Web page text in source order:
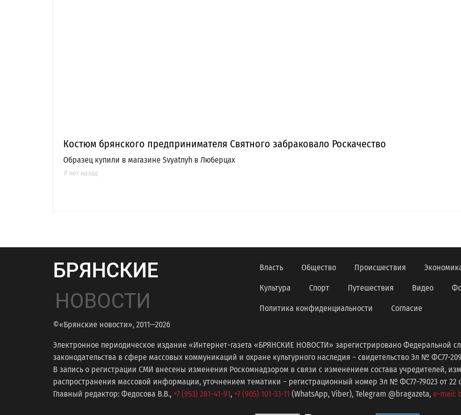
Костюм брянского предпринимателя Святного забраковало Роскачество
Образец купили в магазине Svyatnyh в Люберцах
9 лет назад
БРЯНСКИЕ
НОВОСТИ
©«Брянские новости», 2011—2026
Власть Общество Происшествия
Культура Спорт Путешествия Видео
Политика конфиденциальности Согласие
Электронное периодическое издание «Интернет-газета «БРЯНСКИЕ НОВОСТИ» зарегистрировано Федеральной
законодательства в сфере массовых коммуникаций и охране культурного наследия − свидетельство Эл № ФС77-
В запись о регистрации СМИ внесены изменения Роскомнадзором в связи с изменением состава учредителей,
распространения массовой информации, уточнением тематики − регистрационный номер Эл № ФС77−79023 от 22
Главный редактор: Федосова В.В., +7 (953) 281-41-91, +7 (905) 101-33-11 (WhatsApp, Viber), Telegram @bragazeta, e-mail: